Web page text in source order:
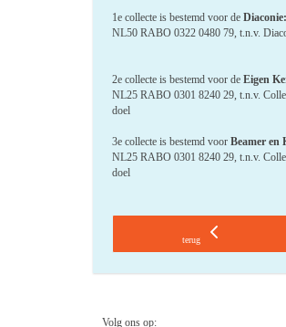
1e collecte is bestemd voor de
NL50 RABO 0322 0480 79, t.n.v.
2e collecte is bestemd voor deEigen
NL25 RABO 0301 8240 29, t.n.v.
doel
3e collecte is bestemd voorBeamer en
NL25 RABO 0301 8240 29, t.n.v.
doel
terug
Volg ons op: